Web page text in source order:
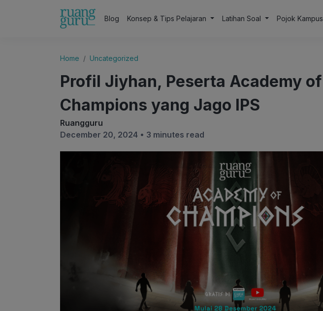
Blog Konsep & Tips Pelajaran Latihan Soal Pojok Kampus
Home Uncategorized
Profil Jiyhan, Peserta Academy of
Champions yang Jago IPS
Ruangguru
December 20, 2024 • 3 minutes read